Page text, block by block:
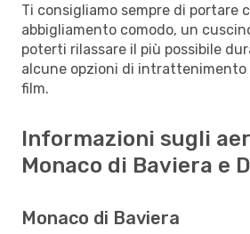
Ti consigliamo sempre di portare
abbigliamento comodo, un
poterti rilassare il più possibile
alcune opzioni di intrattenimento
film.
Informazioni sugli
Monaco di Baviera e
Monaco di Baviera